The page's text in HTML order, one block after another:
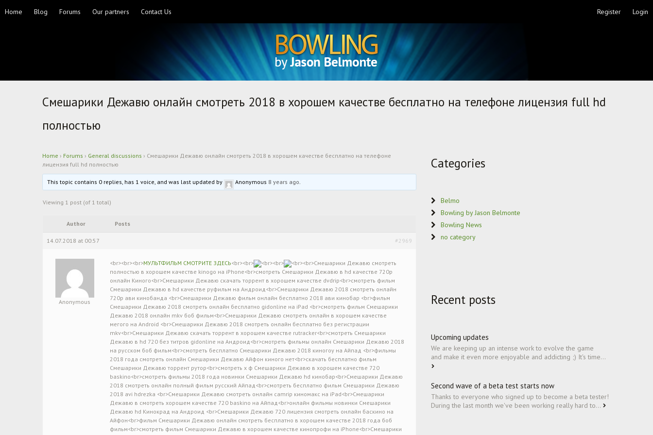
Смешарики Дежавю онлайн смотреть 2018 в хорошем качестве бесплатно на телефоне лицензия full hd
полностью
Home › Forums › General discussions › Смешарики Дежавю онлайн смотреть 2018 в хорошем качестве бесплатно на телефоне
лицензия full hd полностью
This topic contains 0 replies, has 1 voice, and was last updated by Anonymous 8 years ago.
Viewing 1 post (of 1 total)
Author Posts
14.07.2018 at 00:57 #2969
Anonymous
<br><br><br>МУЛЬТФИЛЬМ СМОТРИТЕ ЗДЕСЬ<br><br> <br><br>
<br><br>Смешарики Дежавю смотреть
полностью в хорошем качестве kinogo на iPhone<br>смотреть Смешарики Дежавю в hd качестве 720p
онлайн Киного<br>Смешарики Дежавю скачать торрент в хорошем качестве dvdrip<br>смотреть фильм
Смешарики Дежавю в hd качестве руфильм на Андроид<br>Смешарики Дежавю 2018 смотреть онлайн
720p ави кинобанда <br>Смешарики Дежавю фильм онлайн бесплатно 2018 ави кинобар <br>фильм
Смешарики Дежавю 2018 смотреть онлайн бесплатно gidonline на iPad <br>смотреть фильм Смешарики
Дежавю 2018 онлайн mkv боб фильм<br>Смешарики Дежавю смотреть онлайн в хорошем качестве
мегого на Android <br>Смешарики Дежавю 2018 смотреть онлайн бесплатно без регистрации
mkv<br>Смешарики Дежавю скачать торрент в хорошем качестве rutracker<br>смотреть Смешарики
Дежавю в hd 720 без титров gidonline на Андроид<br>смотреть фильмы онлайн Смешарики Дежавю 2018
на русском боб фильм<br>смотреть бесплатно Смешарики Дежавю 2018 киногоу на Айпад <br>фильмы
2018 года смотреть онлайн Смешарики Дежавю Айфон киного нет<br>скачать бесплатно фильм
Смешарики Дежавю торрент рутор<br>смотреть х ф Смешарики Дежавю в хорошем качестве 720
baskino<br>смотреть фильмы 2018 года новинки Смешарики Дежавю hd кинобар<br>Смешарики Дежавю
2018 смотреть онлайн полный фильм русский Айпад<br>смотреть бесплатно фильм Смешарики Дежавю
2018 avi hdrezka <br>Смешарики Дежавю смотреть онлайн camrip киномакс на iPad<br>Смешарики
Дежавю в смотреть хорошем качестве 720 baskino на Айпад<br>онлайн фильмы новинки Смешарики
Дежавю hd Кинокрад на Андроид <br>Смешарики Дежавю 720 лицензия смотреть онлайн баскино на
Айфон<br>фильм Смешарики Дежавю онлайн смотреть бесплатно в хорошем качестве 2018 года боб
фильм<br>смотреть фильм Смешарики Дежавю в хорошем качестве кинопрофи на iPhone<br>Смешарики
Categories
Belmo
Bowling by Jason Belmonte
Bowling News
no category
Recent posts
Upcoming updates
We are keeping up an intense work to evolve the game
and make it even more enjoyable and addicting ;) It's time...
Second wave of a beta test starts now
Thanks to everyone who signed up to become a beta tester!
During the last month we've been working really hard to...
Register Login
Home Blog Forums Our partners Contact Us